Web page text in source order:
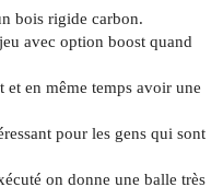
bois rigide carbon.
avec option boost quand
et en même temps avoir une
pour les gens qui sont
on donne une balle très